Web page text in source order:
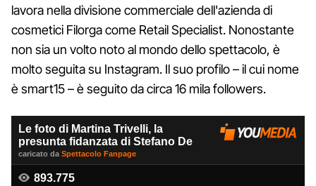
lavora nella divisione commerciale dell'azienda di
cosmetici Filorga come Retail Specialist. Nonostante
non sia un volto noto al mondo dello spettacolo, è
molto seguita su Instagram. Il suo profilo – il cui nome
è smart15 – è seguito da circa 16 mila followers.